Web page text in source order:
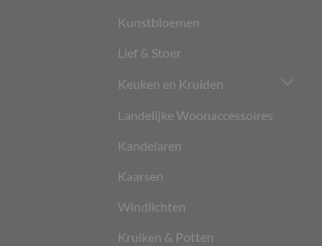
Kunstbloemen
Lief & Stoer
Keuken en Kruiden
Landelijke Woonaccessoires
Kandelaren
Kaarsen
Windlichten
Kruiken & Potten